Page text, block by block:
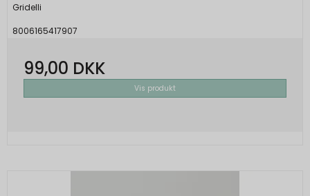
Gridelli
8006165417907
99,00 DKK
Vis produkt